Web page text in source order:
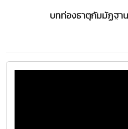
บทท่องธาตุกัมมัฏฐา